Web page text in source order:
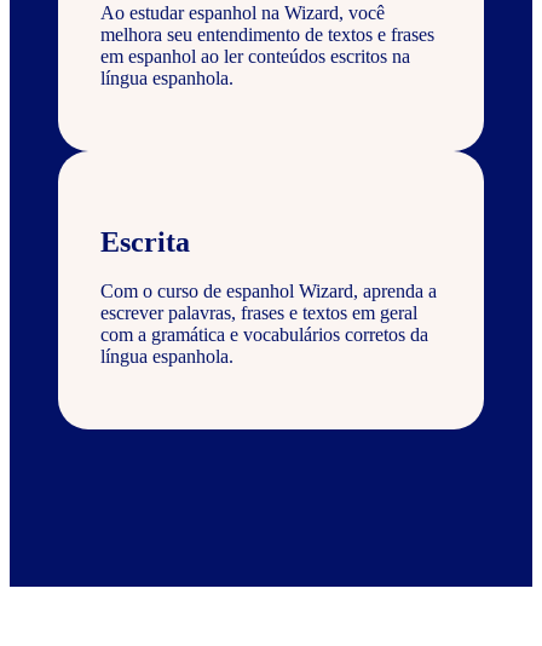
Ao estudar espanhol na Wizard, você
melhora seu entendimento de textos e frases
em espanhol ao ler conteúdos escritos na
língua espanhola.
Escrita
Com o curso de espanhol Wizard, aprenda a
escrever palavras, frases e textos em geral
com a gramática e vocabulários corretos da
língua espanhola.